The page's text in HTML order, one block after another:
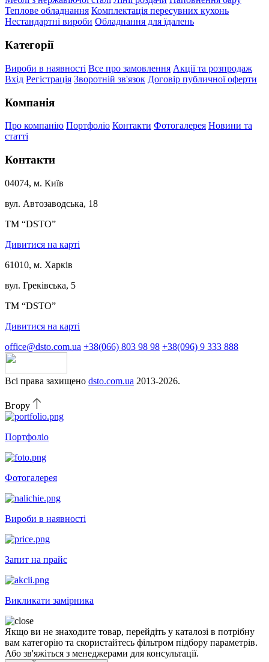
Теплове обладнання Комплектація пересувних кухонь
Нестандартні вироби Обладнання для їдалень
Категорії
Вироби в наявності Все про замовлення Акції та розпродаж
Вхід Регістрація Зворотній зв'язок Договір публичної оферти
Компанія
Про компанію Портфоліо Контакти Фотогалерея Новини та
статті
Контакти
04074, м. Київ
вул. Автозаводська, 18
ТМ “DSTO”
Дивитися на карті
61010, м. Харків
вул. Греківська, 5
ТМ “DSTO”
Дивитися на карті
office@dsto.com.ua +38(066) 803 98 98 +38(096) 9 333 888
Всі права захищено dsto.com.ua 2013-2026.
Вгору
Портфоліо
Фотогалерея
Вироби в наявності
Запит на прайс
Викликати замірника
Якщо ви не знаходите товар, перейдіть у каталозі в потрібну
вам категорію та скористайтесь фільтром підбору параметрів.
Або зв'яжіться з менеджерами для консультації.